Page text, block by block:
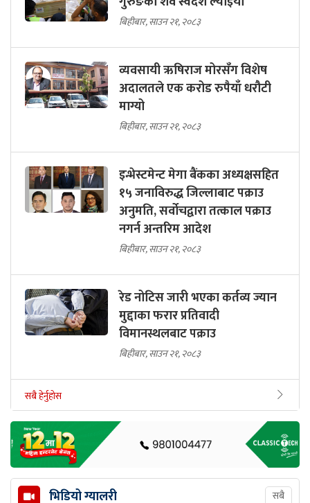
बिहीबार, साउन २१, २०८३
व्यवसायी ऋषिराज मोरसँग विशेष
अदालतले एक करोड रुपैयाँ धरौटी
माग्यो
बिहीबार, साउन २१, २०८३
इन्भेस्टमेन्ट मेगा बैंकका अध्यक्षसहित
१५ जनाविरुद्ध जिल्लाबाट पक्राउ
अनुमति, सर्वोचद्वारा तत्काल पक्राउ
नगर्न अन्तरिम आदेश
बिहीबार, साउन २१, २०८३
रेड नोटिस जारी भएका कर्तव्य ज्यान
मुद्दाका फरार प्रतिवादी
विमानस्थलबाट पक्राउ
बिहीबार, साउन २१, २०८३
सबै हेर्नुहोस
भिडियो ग्यालरी सबै